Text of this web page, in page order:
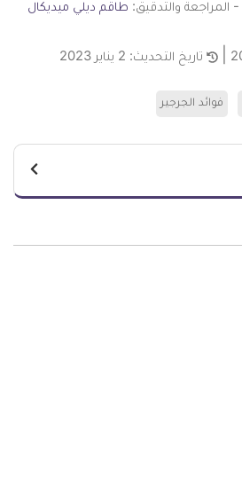
- المراجعة والتدقيق: طاقم ديلي ميديكال
تاريخ التحديث: 2 يناير 2023
فوائد الجرجير